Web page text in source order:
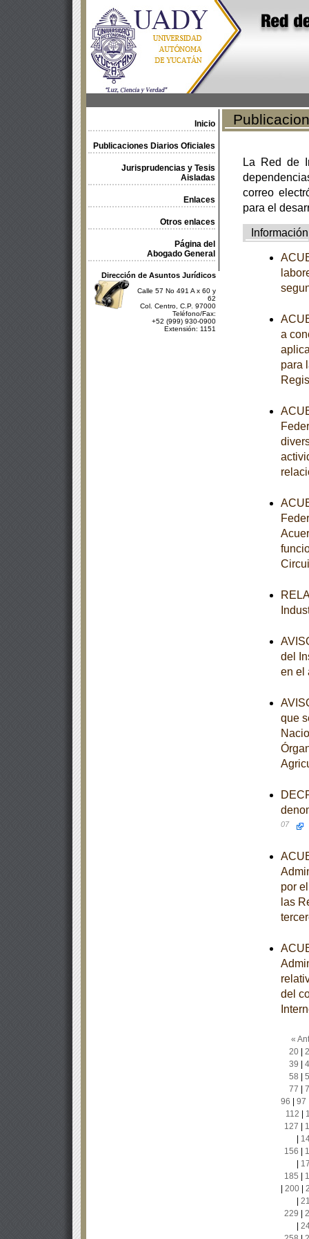
Inicio
Publicaciones Diarios Oficiales
Jurisprudencias y Tesis
Aisladas
Enlaces
Otros enlaces
Página del
Abogado General
Dirección de Asuntos Jurídicos
Calle 57 No 491 A x 60 y
62
Col. Centro, C.P. 97000
Teléfono/Fax:
+52 (999) 930-0900
Extensión: 1151
La Red de
correo
para el
Información
a
para
del
en el
que
07
por
las
del
«
20|
39
58
77
96
97
112
127
156
185
200|
229